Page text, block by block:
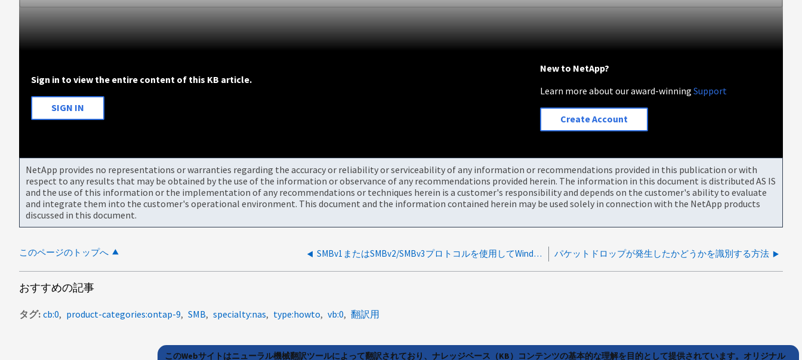
Sign in to view the entire content of this KB article.
SIGN IN
New to NetApp?
Learn more about our award-winningSupport
Create Account
NetApp provides no representations or warranties regarding the accuracy or reliability or serviceability of any information or recommendations provided in this publication or with
respect to any results that may be obtained by the use of the information or observance of any recommendations provided herein. The information in this document is distributed AS IS
and the use of this information or the implementation of any recommendations or techniques herein is a customer's responsibility and depends on the customer's ability to evaluate
and integrate them into the customer's operational environment. This document and the information contained herein may be used solely in connection with the NetApp products
discussed in this document.
このページのトップへ SMBv1またはSMBv2/SMBv3プロトコルを使用してWindows CIFSセッションを識別する方法 パケットドロップが発生したかどうかを識別する方法
おすすめの記事
タグ cb:0 product-categories:ontap-9 SMB specialty:nas type:howto vb:0 翻訳用
このWebサイトはニューラル機械翻訳ツールによって翻訳されており、ナレッジベース（KB）コンテンツの基本的な理解を目的として提供されています。オリジナル